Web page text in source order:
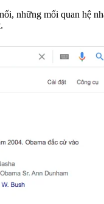
những mối quan hệ